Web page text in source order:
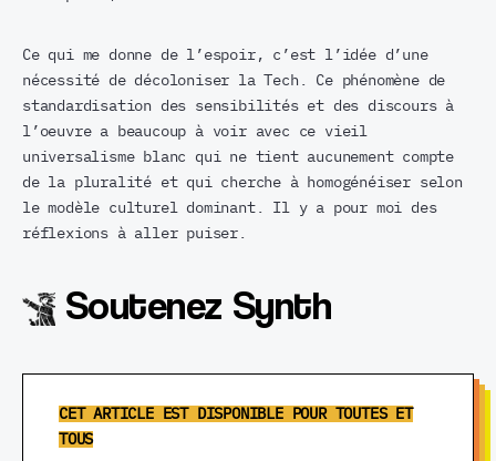
Ce qui me donne de l’espoir, c’est l’idée d’une
nécessité de décoloniser la Tech. Ce phénomène de
standardisation des sensibilités et des discours à
l’oeuvre a beaucoup à voir avec ce vieil
universalisme blanc qui ne tient aucunement compte
de la pluralité et qui cherche à homogénéiser selon
le modèle culturel dominant. Il y a pour moi des
réflexions à aller puiser.
Soutenez Synth
CET ARTICLE EST DISPONIBLE POUR TOUTES ET
TOUS